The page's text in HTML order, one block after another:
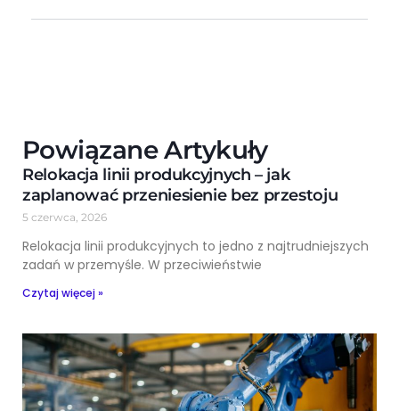
Relokacja linii produkcyjnych – jak
zaplanować przeniesienie bez przestoju
5 czerwca, 2026
Relokacja linii produkcyjnych to jedno z najtrudniejszych
zadań w przemyśle. W przeciwieństwie
Czytaj więcej »
Powiązane Artykuły